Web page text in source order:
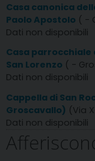
Casa canonica
Paolo Apostolo ( -
Dati non disponibili
Casa parrocchiale
San Lorenzo ( -
Dati non disponibili
Cappella di San
Groscavallo) (Via
Dati non disponibili